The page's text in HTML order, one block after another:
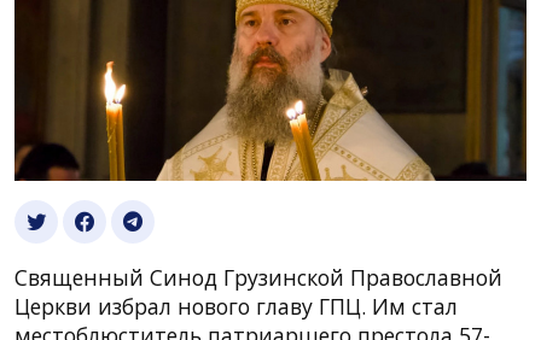
Священный Синод Грузинской Православной
Церкви избрал нового главу ГПЦ. Им стал